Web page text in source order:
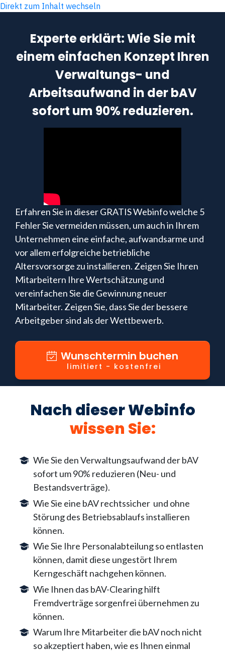
Direkt zum Inhalt wechseln
Experte erklärt: Wie Sie mit
einem einfachen Konzept Ihren
Verwaltungs- und
Arbeitsaufwand in der bAV
sofort um 90% reduzieren.
Erfahren Sie in dieser GRATIS Webinfo welche 5
Fehler Sie vermeiden müssen, um auch in Ihrem
Unternehmen eine einfache, aufwandsarme und
vor allem erfolgreiche betriebliche
Altersvorsorge zu installieren. Zeigen Sie Ihren
Mitarbeitern Ihre Wertschätzung und
vereinfachen Sie die Gewinnung neuer
Mitarbeiter. Zeigen Sie, dass Sie der bessere
Arbeitgeber sind als der Wettbewerb.
Wunschtermin buchen
limitiert - kostenfrei
Nach dieser Webinfo
wissen Sie:
Wie Sie den Verwaltungsaufwand der bAV
sofort um 90% reduzieren (Neu- und
Bestandsverträge).
Wie Sie eine bAV rechtssicher und ohne
Störung des Betriebsablaufs installieren
können.
Wie Sie Ihre Personalabteilung so entlasten
können, damit diese ungestört Ihrem
Kerngeschäft nachgehen können.
Wie Ihnen das bAV-Clearing hilft
Fremdverträge sorgenfrei übernehmen zu
können.
Warum Ihre Mitarbeiter die bAV noch nicht
so akzeptiert haben, wie es Ihnen einmal